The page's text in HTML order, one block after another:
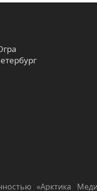
«Арктика